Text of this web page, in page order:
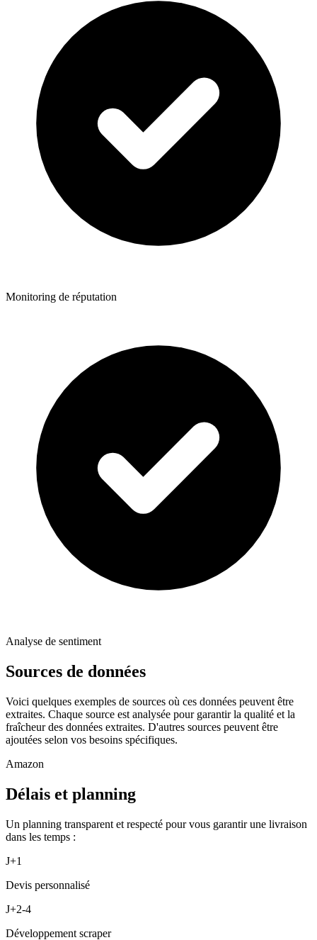
Monitoring de réputation
Analyse de sentiment
Sources de données
Voici quelques exemples de sources où ces données peuvent être
extraites. Chaque source est analysée pour garantir la qualité et la
fraîcheur des données extraites. D'autres sources peuvent être
ajoutées selon vos besoins spécifiques.
Amazon
Délais et planning
Un planning transparent et respecté pour vous garantir une livraison
dans les temps :
J+1
Devis personnalisé
J+2-4
Développement scraper